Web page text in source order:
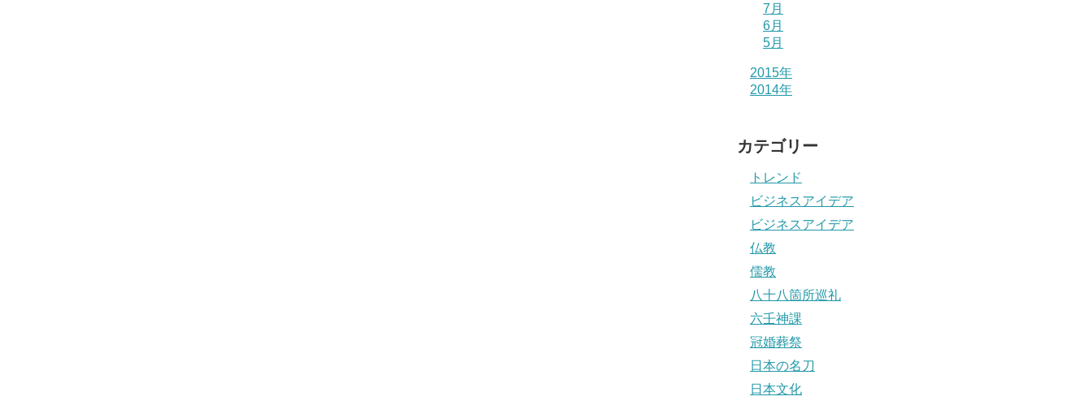
7月
6月
5月
2015年
2014年
カテゴリー
トレンド
ビジネスアイデア
ビジネスアイデア
仏教
儒教
八十八箇所巡礼
六壬神課
冠婚葬祭
日本の名刀
日本文化